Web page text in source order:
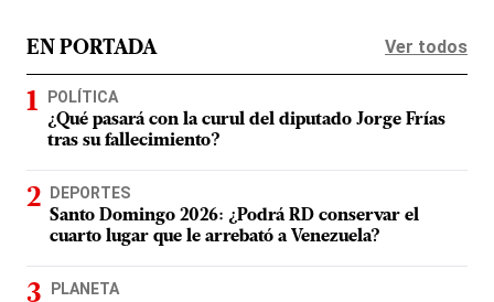
EN PORTADA Ver todos
POLÍTICA
¿Qué pasará con la curul del diputado Jorge Frías
tras su fallecimiento?
DEPORTES
Santo Domingo 2026: ¿Podrá RD conservar el
cuarto lugar que le arrebató a Venezuela?
PLANETA